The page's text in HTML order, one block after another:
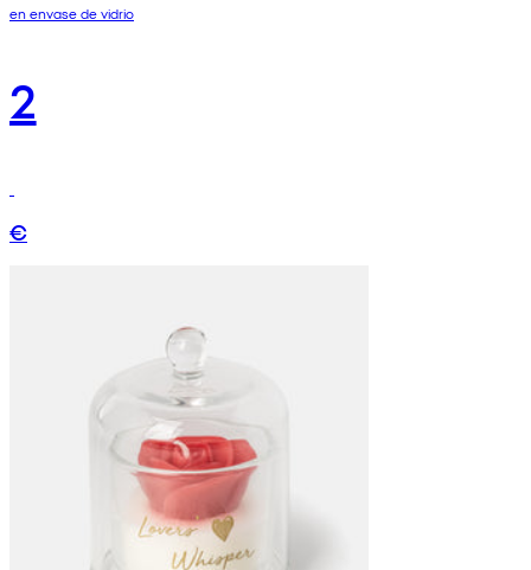
en envase de vidrio
2
€